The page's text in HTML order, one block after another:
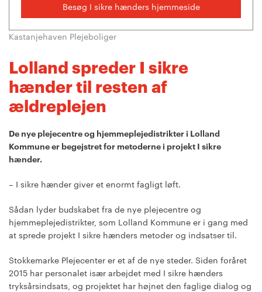
Besøg I sikre hænders hjemmeside
Kastanjehaven Plejeboliger
Lolland spreder I sikre
hænder til resten af
ældreplejen
De nye plejecentre og hjemmeplejedistrikter i Lolland
Kommune er begejstret for metoderne i projekt I sikre
hænder.
– I sikre hænder giver et enormt fagligt løft.
Sådan lyder budskabet fra de nye plejecentre og
hjemmeplejedistrikter, som Lolland Kommune er i gang med
at sprede projekt I sikre hænders metoder og indsatser til.
Stokkemarke Plejecenter er et af de nye steder. Siden foråret
2015 har personalet især arbejdet med I sikre hænders
tryksårsindsats, og projektet har højnet den faglige dialog og